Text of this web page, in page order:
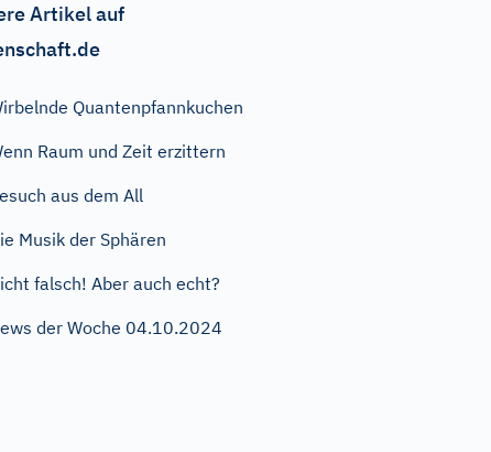
Artikel auf
Quantenpfannkuchen
Raum und Zeit erzittern
aus dem All
Musik der Sphären
falsch! Aber auch echt?
der Woche 04.10.2024